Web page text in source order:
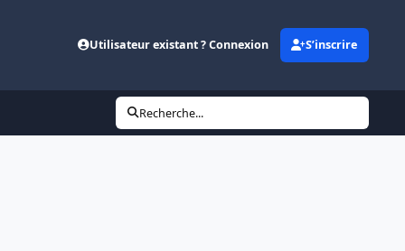
Utilisateur existant ? Connexion S’inscrire
Recherche...